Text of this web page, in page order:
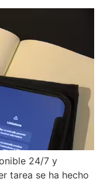
24/7 y
tarea se ha hecho